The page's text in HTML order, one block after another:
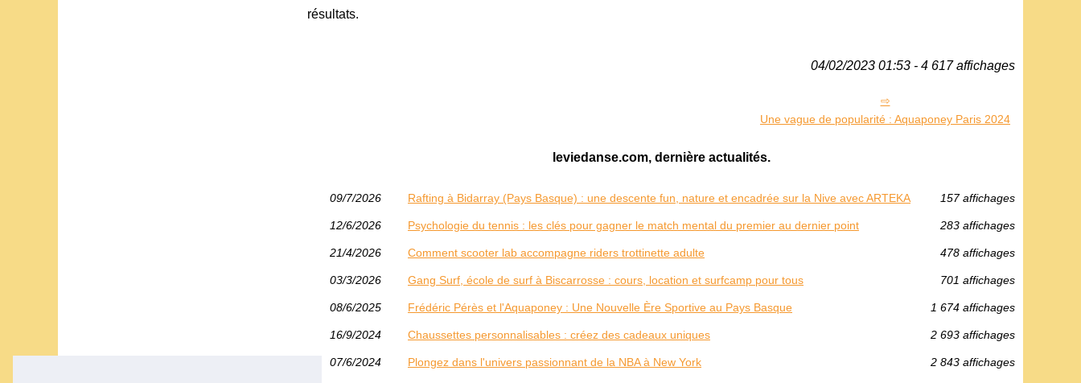
résultats.
04/02/2023 01:53 - 4 617 affichages
Une vague de popularité : Aquaponey Paris 2024
leviedanse.com, dernière actualités.
09/7/2026 Rafting à Bidarray (Pays Basque) : une descente fun, nature et encadrée sur la Nive avec ARTEKA 157 affichages
12/6/2026 Psychologie du tennis : les clés pour gagner le match mental du premier au dernier point 283 affichages
21/4/2026 Comment scooter lab accompagne riders trottinette adulte 478 affichages
03/3/2026 Gang Surf, école de surf à Biscarrosse : cours, location et surfcamp pour tous 701 affichages
08/6/2025 Frédéric Pérès et l'Aquaponey : Une Nouvelle Ère Sportive au Pays Basque 1 674 affichages
16/9/2024 Chaussettes personnalisables : créez des cadeaux uniques 2 693 affichages
07/6/2024 Plongez dans l'univers passionnant de la NBA à New York 2 843 affichages